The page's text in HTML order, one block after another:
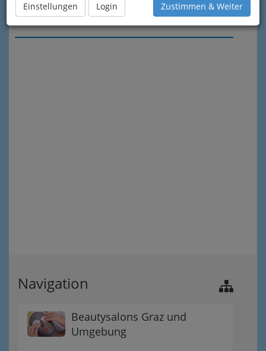
Einstellungen Login Zustimmen & Weiter
Meine Nachricht senden
Navigation
Beautysalons Graz und
Umgebung